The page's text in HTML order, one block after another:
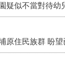
疑似不當對待幼